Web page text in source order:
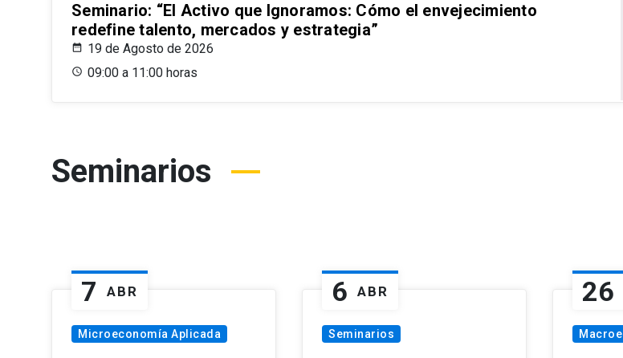
Seminario: “El Activo que Ignoramos: Cómo el envejecimiento
redefine talento, mercados y estrategia”
19 de Agosto de 2026
09:00 a 11:00 horas
Seminarios
7 ABR
Microeconomía Aplicada
6 ABR
Seminarios
26